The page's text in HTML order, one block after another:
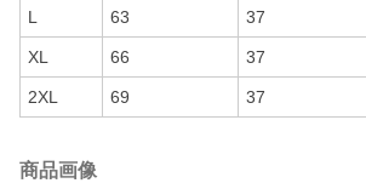
L 63 37
XL 66 37
2XL 69 37
商品画像